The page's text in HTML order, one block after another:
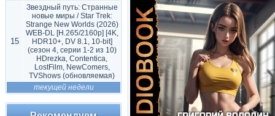
15
Звездный путь: Странные
новые миры / Star Trek:
Strange New Worlds (2026)
WEB-DL [H.265/2160p] [4K,
HDR10+, DV 8.1, 10-bit]
(сезон 4, серии 1-2 из 10)
HDrezka, Contentica,
LostFilm, NewComers,
TVShows (обновляемая)
текущей недели